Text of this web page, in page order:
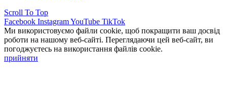
Scroll To Top
Facebook InstagramYouTube TikTok
Ми використовуємо файли cookie, щоб покращити ваш досвід
роботи на нашому веб-сайті. Переглядаючи цей веб-сайт, ви
погоджуєтесь на використання файлів cookie.
прийняти